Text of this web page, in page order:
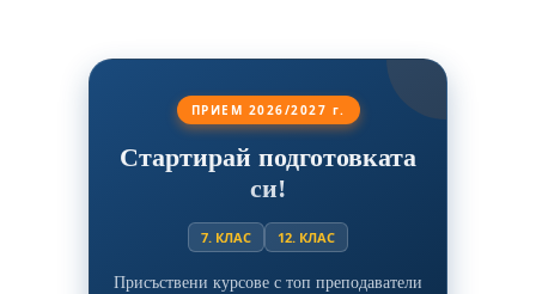
ПРИЕМ 2026/2027 г.
Стартирай подготовката
си!
7. КЛАС 12. КЛАС
Присъствени курсове с топ преподаватели